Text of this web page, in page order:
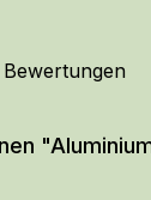
Bewertungen